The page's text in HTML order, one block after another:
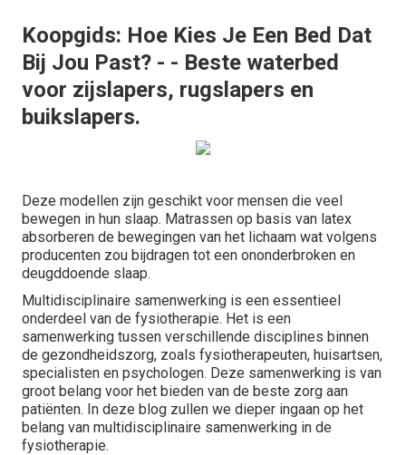
Koopgids: Hoe Kies Je Een Bed Dat
Bij Jou Past? - - Beste waterbed
voor zijslapers, rugslapers en
buikslapers.
Deze modellen zijn geschikt voor mensen die veel
bewegen in hun slaap. Matrassen op basis van latex
absorberen de bewegingen van het lichaam wat volgens
producenten zou bijdragen tot een ononderbroken en
deugddoende slaap.
Multidisciplinaire samenwerking is een essentieel
onderdeel van de fysiotherapie. Het is een
samenwerking tussen verschillende disciplines binnen
de gezondheidszorg, zoals fysiotherapeuten, huisartsen,
specialisten en psychologen. Deze samenwerking is van
groot belang voor het bieden van de beste zorg aan
patiënten. In deze blog zullen we dieper ingaan op het
belang van multidisciplinaire samenwerking in de
fysiotherapie.